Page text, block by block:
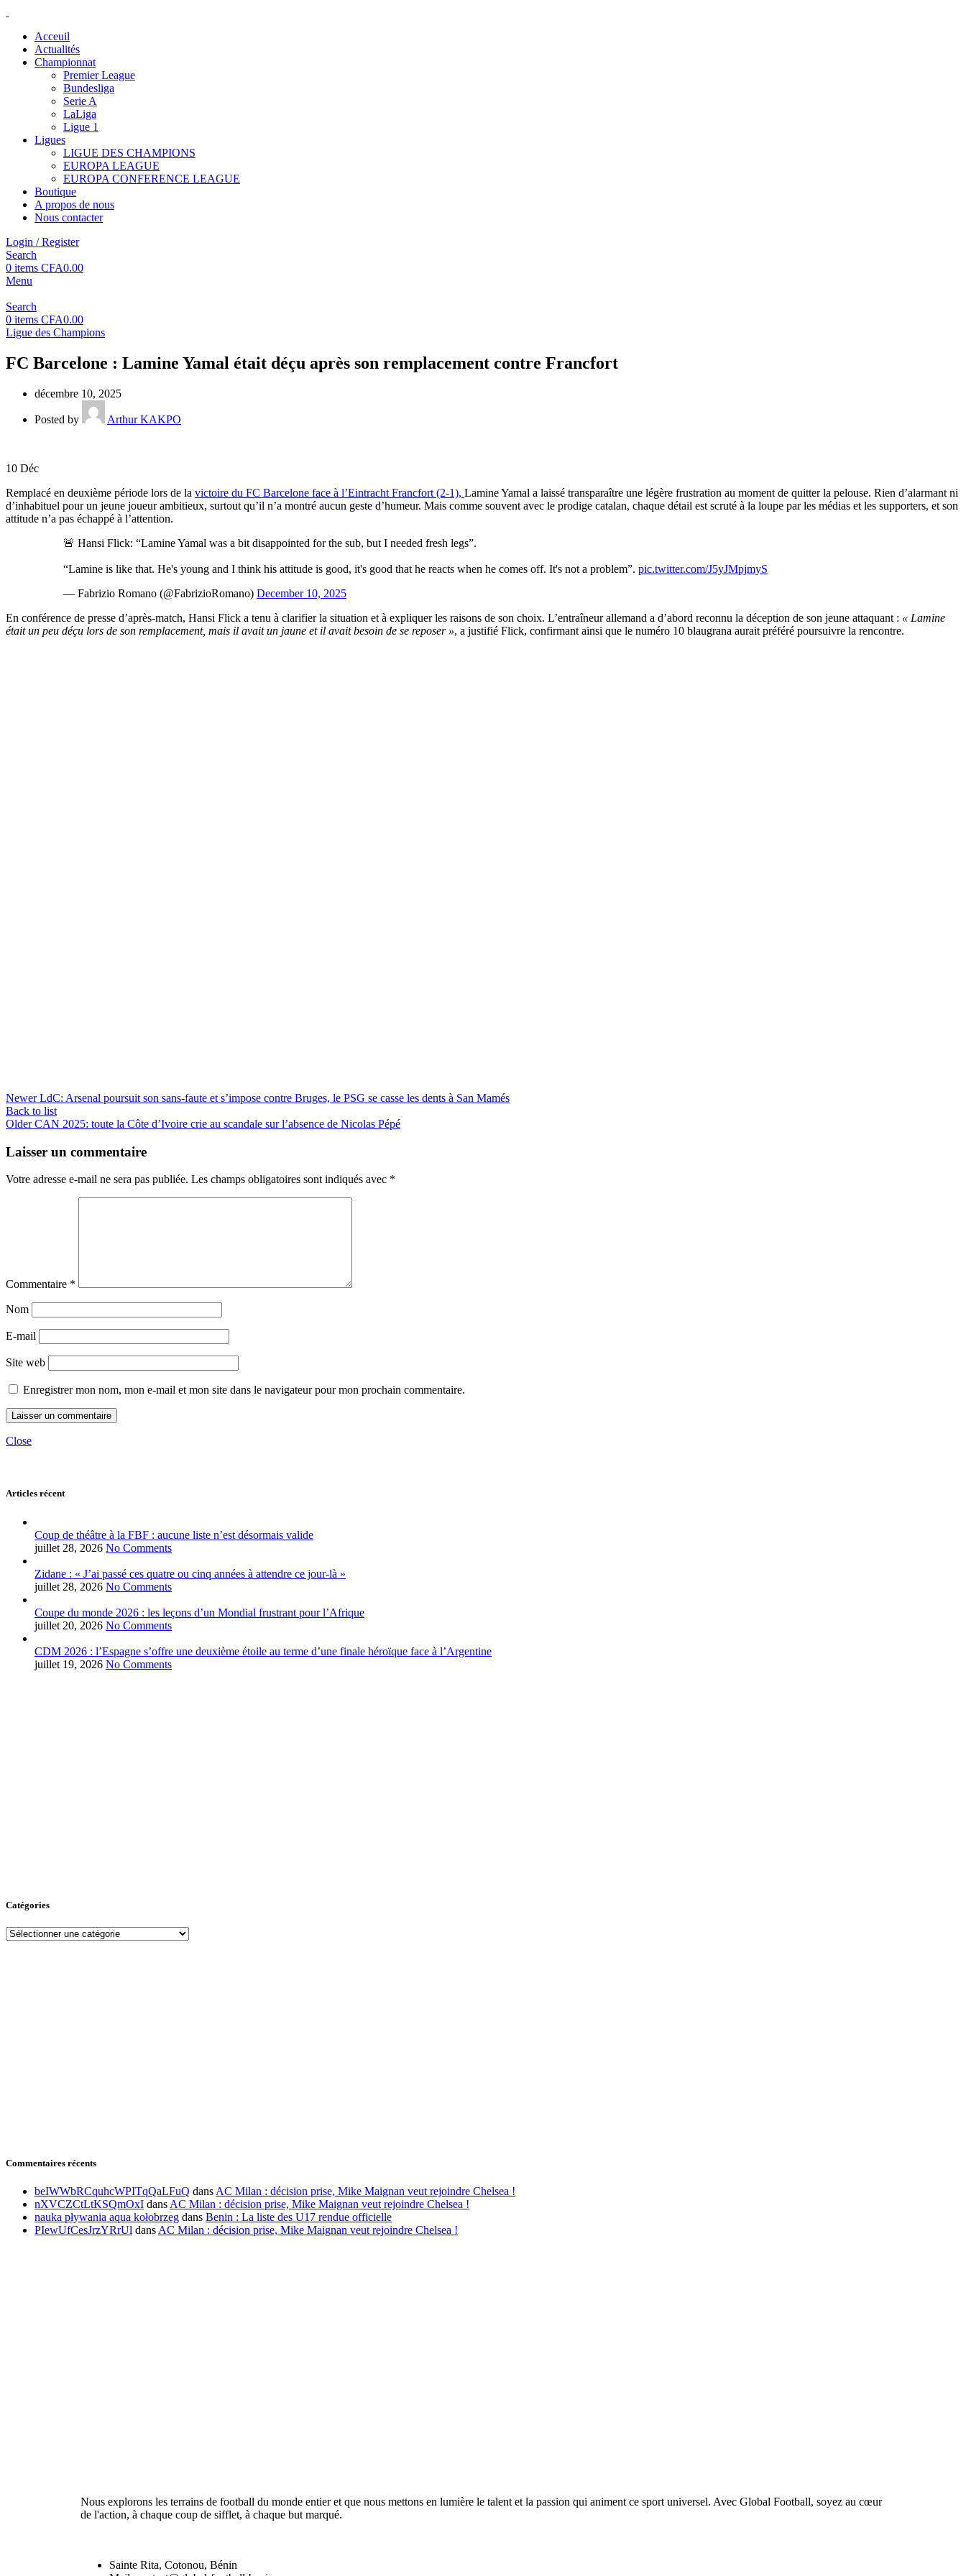
Acceuil
Actualités
Championnat
Premier League
Bundesliga
Serie A
LaLiga
Ligue 1
Ligues
LIGUE DES CHAMPIONS
EUROPA LEAGUE
EUROPA CONFERENCE LEAGUE
Boutique
A propos de nous
Nous contacter
Login / Register
Search
0 items CFA0.00
Menu
Search
0 items CFA0.00
Ligue des Champions
FC Barcelone : Lamine Yamal était déçu après son remplacement contre Francfort
décembre 10, 2025
Posted by Arthur KAKPO
10 Déc
Remplacé en deuxième période lors de la victoire du FC Barcelone face à l’Eintracht Francfort (2-1), Lamine Yamal a laissé transparaître une légère frustration au moment de quitter la pelouse. Rien d’alarmant ni
d’inhabituel pour un jeune joueur ambitieux, surtout qu’il n’a montré aucun geste d’humeur. Mais comme souvent avec le prodige catalan, chaque détail est scruté à la loupe par les médias et les supporters, et son
attitude n’a pas échappé à l’attention.
🚨 Hansi Flick: “Lamine Yamal was a bit disappointed for the sub, but I needed fresh legs”.
“Lamine is like that. He's young and I think his attitude is good, it's good that he reacts when he comes off. It's not a problem”. pic.twitter.com/J5yJMpjmyS
— Fabrizio Romano (@FabrizioRomano) December 10, 2025
En conférence de presse d’après-match, Hansi Flick a tenu à clarifier la situation et à expliquer les raisons de son choix. L’entraîneur allemand a d’abord reconnu la déception de son jeune attaquant : « Lamine
était un peu déçu lors de son remplacement, mais il avait un jaune et il avait besoin de se reposer », a justifié Flick, confirmant ainsi que le numéro 10 blaugrana aurait préféré poursuivre la rencontre.
Newer LdC: Arsenal poursuit son sans-faute et s’impose contre Bruges, le PSG se casse les dents à San Mamés
Back to list
Older CAN 2025: toute la Côte d’Ivoire crie au scandale sur l’absence de Nicolas Pépé
Laisser un commentaire
Votre adresse e-mail ne sera pas publiée. Les champs obligatoires sont indiqués avec *
Commentaire *
Nom
E-mail
Site web
Enregistrer mon nom, mon e-mail et mon site dans le navigateur pour mon prochain commentaire.
Close
Articles récent
Coup de théâtre à la FBF : aucune liste n’est désormais valide
juillet 28, 2026 No Comments
Zidane : « J’ai passé ces quatre ou cinq années à attendre ce jour-là »
juillet 28, 2026 No Comments
Coupe du monde 2026 : les leçons d’un Mondial frustrant pour l’Afrique
juillet 20, 2026 No Comments
CDM 2026 : l’Espagne s’offre une deuxième étoile au terme d’une finale héroïque face à l’Argentine
juillet 19, 2026 No Comments
Catégories
Commentaires récents
beIWWbRCquhcWPITqQaLFuQ dans AC Milan : décision prise, Mike Maignan veut rejoindre Chelsea !
nXVCZCtLtKSQmOxI dans AC Milan : décision prise, Mike Maignan veut rejoindre Chelsea !
nauka pływania aqua kołobrzeg dans Benin : La liste des U17 rendue officielle
PIewUfCesJrzYRrUl dans AC Milan : décision prise, Mike Maignan veut rejoindre Chelsea !
Nous explorons les terrains de football du monde entier et que nous mettons en lumière le talent et la passion qui animent ce sport universel. Avec Global Football, soyez au cœur
de l'action, à chaque coup de sifflet, à chaque but marqué.
Sainte Rita, Cotonou, Bénin